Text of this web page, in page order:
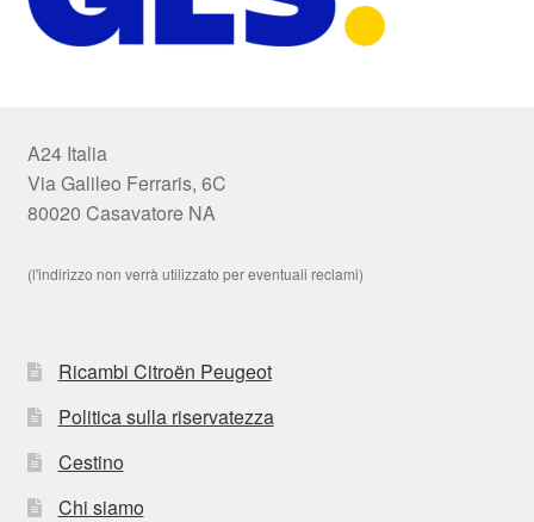
A24 Italia
Via Galileo Ferraris, 6C
80020 Casavatore NA
(l'indirizzo non verrà utilizzato per eventuali reclami)
Ricambi Citroën Peugeot
Politica sulla riservatezza
Cestino
Chi siamo